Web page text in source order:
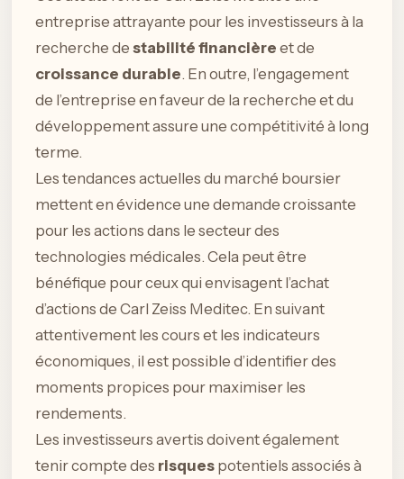
entreprise attrayante pour les investisseurs à la
recherche de stabilité financière et de
croissance durable. En outre, l’engagement
de l’entreprise en faveur de la recherche et du
développement assure une compétitivité à long
terme.
Les tendances actuelles du marché boursier
mettent en évidence une demande croissante
pour les actions dans le secteur des
technologies médicales. Cela peut être
bénéfique pour ceux qui envisagent l’achat
d’actions de Carl Zeiss Meditec. En suivant
attentivement les cours et les indicateurs
économiques, il est possible d’identifier des
moments propices pour maximiser les
rendements.
Les investisseurs avertis doivent également
tenir compte des risques potentiels associés à